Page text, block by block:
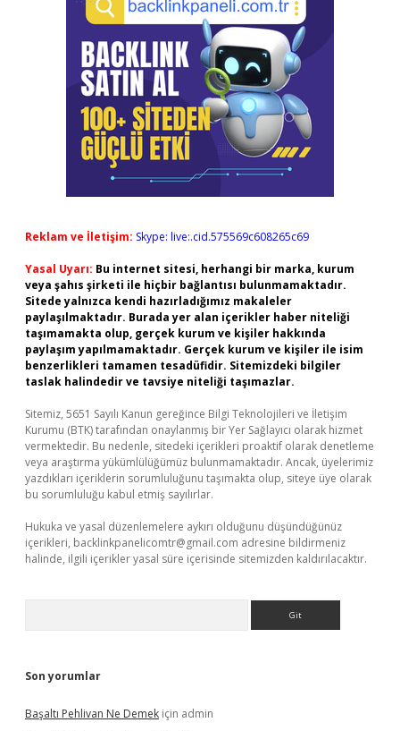
Reklam ve İletişim: Skype: live:.cid.575569c608265c69
Yasal Uyarı: Bu internet sitesi, herhangi bir marka, kurum
veya şahıs şirketi ile hiçbir bağlantısı bulunmamaktadır.
Sitede yalnızca kendi hazırladığımız makaleler
paylaşılmaktadır. Burada yer alan içerikler haber niteliği
taşımamakta olup, gerçek kurum ve kişiler hakkında
paylaşım yapılmamaktadır. Gerçek kurum ve kişiler ile isim
benzerlikleri tamamen tesadüfidir. Sitemizdeki bilgiler
taslak halindedir ve tavsiye niteliği taşımazlar.
Sitemiz, 5651 Sayılı Kanun gereğince Bilgi Teknolojileri ve İletişim
Kurumu (BTK) tarafından onaylanmış bir Yer Sağlayıcı olarak hizmet
vermektedir. Bu nedenle, sitedeki içerikleri proaktif olarak denetleme
veya araştırma yükümlülüğümüz bulunmamaktadır. Ancak, üyelerimiz
yazdıkları içeriklerin sorumluluğunu taşımakta olup, siteye üye olarak
bu sorumluluğu kabul etmiş sayılırlar.
Hukuka ve yasal düzenlemelere aykırı olduğunu düşündüğünüz
içerikleri, backlinkpanelicomtr@gmail.com adresine bildirmeniz
halinde, ilgili içerikler yasal süre içerisinde sitemizden kaldırılacaktır.
Son yorumlar
Başaltı Pehlivan Ne Demek için admin